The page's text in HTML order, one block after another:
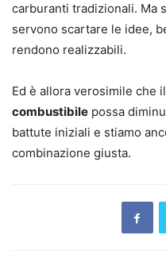
carburanti tradizionali. Ma
servono scartare le idee,
rendono realizzabili.
Ed è allora verosimile che il
combustibile possa
battute iniziali e stiamo
combinazione giusta.